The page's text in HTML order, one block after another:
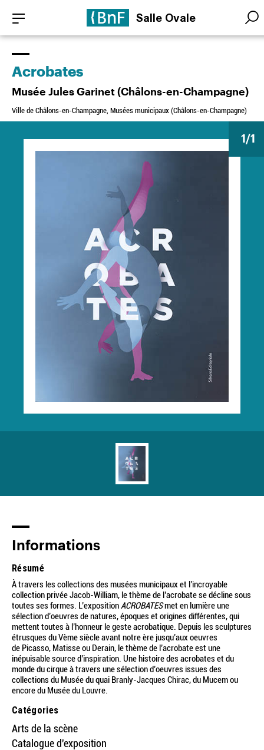
contenu
principal
Salle Ovale
1/1
Acrobates
Musée Jules Garinet (Châlons-en-Champagne)
Ville de Châlons-en-Champagne, Musées municipaux (Châlons-en-Champagne)
Informations
Résumé
À travers les collections des musées municipaux et l’incroyable
collection privée Jacob-William, le thème de l’acrobate se décline sous
toutes ses formes. L’exposition ACROBATESmet en lumière une
sélection d’oeuvres de natures, époques et origines différentes, qui
mettent toutes à l’honneur le geste acrobatique. Depuis les sculptures
étrusques du Vème siècle avant notre ère jusqu’aux oeuvres
de Picasso, Matisse ou Derain, le thème de l’acrobate est une
inépuisable source d’inspiration. Une histoire des acrobates et du
monde du cirque à travers une sélection d’oeuvres issues des
collections du Musée du quai Branly-Jacques Chirac, du Mucem ou
encore du Musée du Louvre.
Catégories
Arts de la scène
Catalogue d'exposition
Panneau de gestion des cookies